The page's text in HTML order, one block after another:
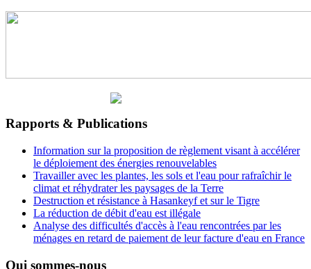
Rapports & Publications
Information sur la proposition de règlement visant à accélérer
le déploiement des énergies renouvelables
Travailler avec les plantes, les sols et l'eau pour rafraîchir le
climat et réhydrater les paysages de la Terre
Destruction et résistance à Hasankeyf et sur le Tigre
La réduction de débit d'eau est illégale
Analyse des difficultés d'accès à l'eau rencontrées par les
ménages en retard de paiement de leur facture d'eau en France
Qui sommes-nous